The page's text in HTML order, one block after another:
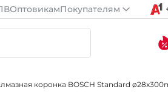
ОптовикамПокупателям
коронка BOSCH Standard